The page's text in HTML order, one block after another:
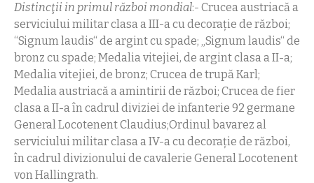
Distincţii in primul război mondial:- Crucea austriacă a
serviciului militar clasa a III-a cu decoraţie de război;
“Signum laudis“ de argint cu spade; „Signum laudis“ de
bronz cu spade; Medalia vitejiei, de argint clasa a II-a;
Medalia vitejiei, de bronz; Crucea de trupă Karl;
Medalia austriacă a amintirii de război; Crucea de fier
clasa a II-a în cadrul diviziei de infanterie 92 germane
General Locotenent Claudius;Ordinul bavarez al
serviciului militar clasa a IV-a cu decoraţie de război,
în cadrul divizionului de cavalerie General Locotenent
von Hallingrath.